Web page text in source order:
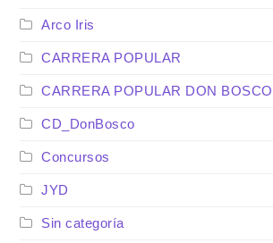
Arco Iris
CARRERA POPULAR
CARRERA POPULAR DON BOSCO
CD_DonBosco
Concursos
JYD
Sin categoría